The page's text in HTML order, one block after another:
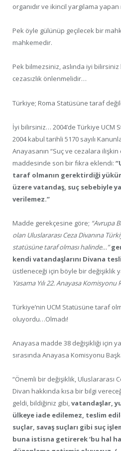
organıdır ve ikincil yargılama
Pek öyle gülünüp geçilecek bir
mahkemedir.
Pek bilmezsiniz, aslında iyi
cezasızlık önlenmelidir…
Türkiye; Roma Statüsüne taraf
İyi bilirsiniz… 2004’de Türkiye UCM
2004 kabul tarihli 5170 sayılı
Anayasanın “Suç ve cezalara ilişkin
maddesinde son bir fıkra eklendi:
taraf olmanın gerektirdiği
üzere vatandaş, suç sebebiyle
verilemez.”
Madde gerekçesine göre; “Avrupa
olan Uluslararası Ceza Divanına
statüsüne taraf olması halinde…”
kendi vatandaşlarını Divana
üstleneceği için böyle bir değişiklik
Yasama Yılı 22. Anayasa Komisyonu
Türkiye’nin UCM Statüsüne taraf
oluyordu…Olmadı!
Anayasa madde 38 değişikliği için
sırasında Anayasa Komisyonu
“Önemli bir değişiklik, Uluslararası
Divan hakkında kısa bir bilgi
geldi, bildiğiniz gibi,vatandaşlar,
ülkeye iade edilemez, teslim
suçlar, savaş suçları gibi suç
buna istisna getirerek ‘bu hal